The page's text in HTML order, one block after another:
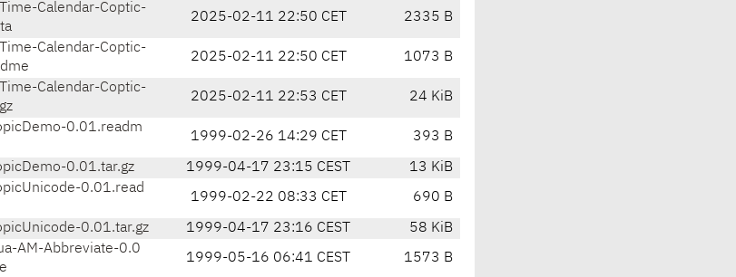
Calendar-Coptic-
2025-02-11 22:50 CET 2335 B
Calendar-Coptic-
2025-02-11 22:50 CET 1073 B
Calendar-Coptic-
2025-02-11 22:53 CET 24 KiB
0.01.readm
1999-02-26 14:29 CET 393 B
0.01.tar.gz 1999-04-17 23:15 CEST
13 KiB
0.01.read
1999-02-22 08:33 CET 690 B
0.01.tar.gz 1999-04-17 23:16 CEST
58 KiB
AM-Abbreviate-0.0
1999-05-16 06:41 CEST 1573 B